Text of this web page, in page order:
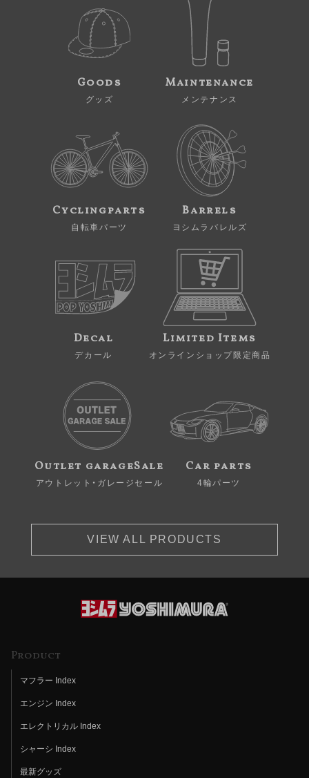
Goods
グッズ
Maintenance
メンテナンス
Cyclingparts
自転車パーツ
Barrels
ヨシムラバレルズ
Decal
デカール
Limited Items
オンラインショップ限定商品
Outlet garageSale
アウトレット・ガレージセール
Car parts
4輪パーツ
VIEW ALL PRODUCTS
Product
マフラー Index
エンジン Index
エレクトリカル Index
シャーシ Index
最新グッズ